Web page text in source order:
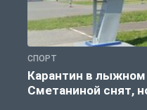
СПОРТ
Карантин в
Сметаниной снят,